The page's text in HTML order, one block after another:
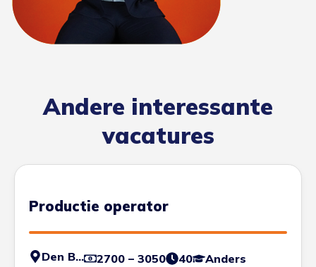
Andere interessante
vacatures
Productie operator
Den Bosch 2700 – 3050 40
Anders